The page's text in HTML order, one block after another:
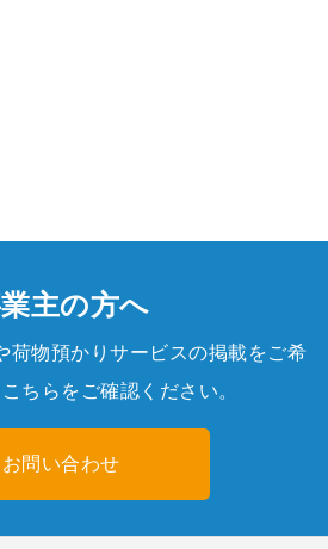
主の方へ
荷物預かりサービスの掲載をご希
ちらをご確認ください。
お問い合わせ